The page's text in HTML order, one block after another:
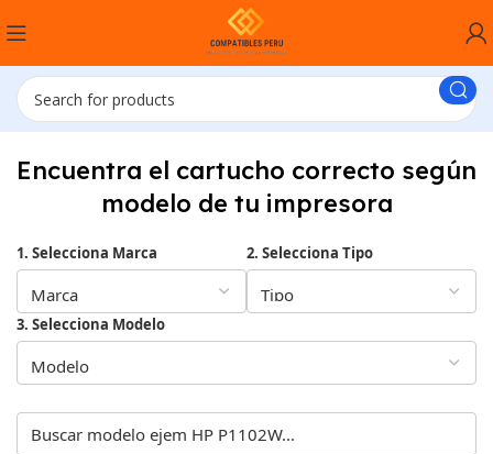
Encuentra el cartucho correcto según
modelo de tu impresora
1. Selecciona Marca 2. Selecciona Tipo
3. Selecciona Modelo